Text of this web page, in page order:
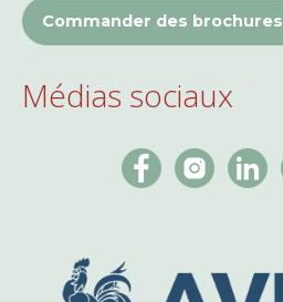
Commander des brochures
Médias sociaux